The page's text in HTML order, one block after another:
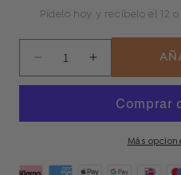
Pídelo hoy y recíbeloel 12
Reducir
cantidad
Aumentar
cantidad
para
Más